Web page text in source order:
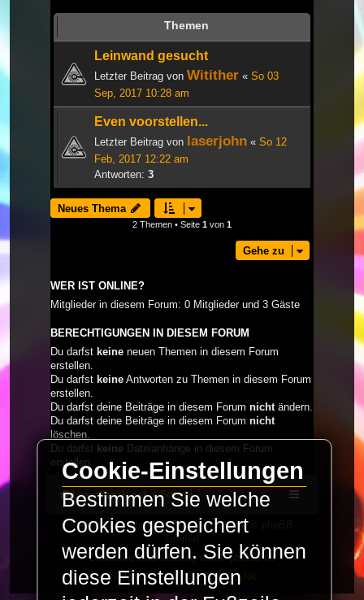
Themen
Leinwand gesucht
Letzter Beitrag von Witither « So 03
Sep, 2017 10:28 am
Even voorstellen...
Letzter Beitrag von laserjohn « So 12
Feb, 2017 12:22 am
Antworten: 3
Neues Thema
2 Themen • Seite 1 von 1
Gehe zu
WER IST ONLINE?
Mitglieder in diesem Forum: 0 Mitglieder und 3 Gäste
BERECHTIGUNGEN IN DIESEM FORUM
Du darfst keine neuen Themen in diesem Forum
erstellen.
Du darfst keine Antworten zu Themen in diesem Forum
erstellen.
Du darfst deine Beiträge in diesem Forum nichtändern.
Du darfst deine Beiträge in diesem Forum nicht
löschen.
Du darfst keine Dateianhänge in diesem Forum
erstellen.
LaserFreak.net Forum
Powered byphpBB® Forum Software © phpBB
Limited
Deutsche Übersetzung durchphpBB.de
PRIVACY_LINK | TERMS_LINK
Cookie-Einstellungen
Bestimmen Sie welche
Cookies gespeichert
werden dürfen. Sie können
diese Einstellungen